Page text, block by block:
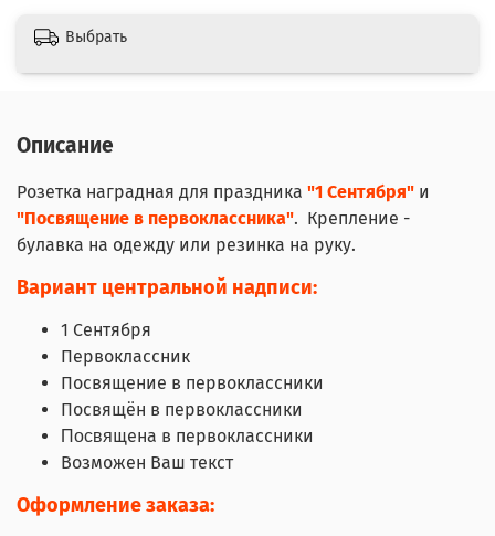
Выбрать
Описание
Розетка наградная для праздника "1 Сентября" и
"Посвящение в первоклассника". Крепление -
булавка на одежду или резинка на руку.
Вариант центральной надписи:
1 Сентября
Первоклассник
Посвящение в первоклассники
Посвящён в первоклассники
Посвящена в первоклассники
Возможен Ваш текст
Оформление заказа: